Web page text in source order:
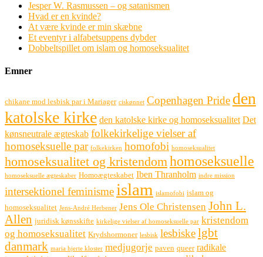
Jesper W. Rasmussen – og satanismen
Hvad er en kvinde?
At være kvinde er min skæbne
Et eventyr i alfabetsuppens dybder
Dobbeltspillet om islam og homoseksualitet
Emner
chikane mod lesbisk par i Mariager ciskønnet Copenhagen Pride den
katolske kirke den katolske kirke og homoseksualitet Det
kønsneutrale ægteskab folkekirkelige vielser af
homoseksuelle par folkekirken homofobi homoseksualitet
homoseksualitet og kristendom homoseksuelle
homoseksuelle ægteskaber Homoægteskabet Iben Thranholm indre mission
intersektionel feminisme islam islamofobi islam og
homoseksualitet Jens-André Herbener Jens Ole Christensen John L.
Allen juridisk kønsskifte kirkelige vielser af homoseksuelle par kristendom
og homoseksualitet Krydshormoner lesbisk lesbiskelgbt
danmark maria hjerte kloster medjugorje paven queer radikale